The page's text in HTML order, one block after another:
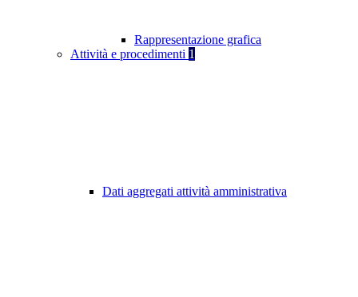
Rappresentazione grafica
Attività e procedimenti 1
Dati aggregati attività amministrativa